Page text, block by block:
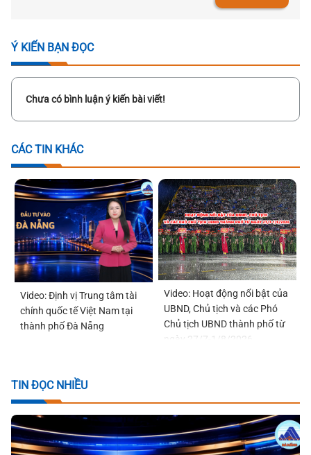
Ý KIẾN BẠN ĐỌC
Chưa có bình luận ý kiến bài viết!
CÁC TIN KHÁC
Video: Định vị Trung tâm tài
chính quốc tế Việt Nam tại
thành phố Đà Nẵng
Video: Hoạt động nổi bật của
UBND, Chủ tịch và các Phó
Chủ tịch UBND thành phố từ
ngày 27/7-1/8/2026
TIN ĐỌC NHIỀU